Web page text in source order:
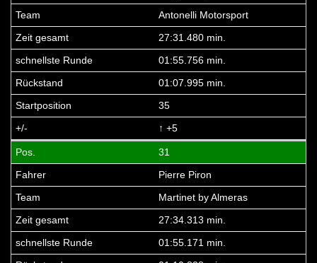
Antonelli Motorsport
27:31.480 min.
01:55.756 min.
01:07.995 min.
35
↑ +5
31
Pierre Piron
Martinet by Almeras
27:34.313 min.
01:55.171 min.